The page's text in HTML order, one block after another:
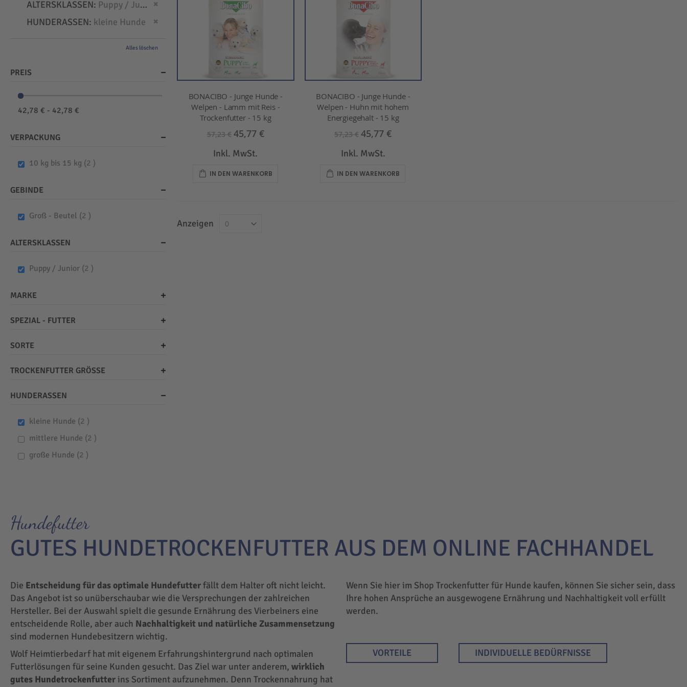
BONACIBO - Junge Hunde -
Welpen - Lamm mit Reis -
Trockenfutter - 15 kg
57,23 € 45,77 €
Inkl. MwSt.
IN DEN WARENKORB
BONACIBO - Junge Hunde -
Welpen - Huhn mit hohem
Energiegehalt - 15 kg
57,23 € 45,77 €
Inkl. MwSt.
IN DEN WARENKORB
Anzeigen
ALTERSKLASSEN Puppy / Junior
HUNDERASSEN kleine Hunde
Alles löschen
PREIS
42,78 € - 42,78 €
VERPACKUNG
10 kg bis 15 kg 2 items
GEBINDE
Groß - Beutel 2 items
ALTERSKLASSEN
Puppy / Junior 2 items
MARKE
SPEZIAL - FUTTER
SORTE
TROCKENFUTTER GRÖSSE
HUNDERASSEN
kleine Hunde 2 items
mittlere Hunde 2 items
große Hunde 2 items
Hundefutter
GUTES HUNDETROCKENFUTTER AUS DEM ONLINE FACHHANDEL
Die Entscheidung für das optimale Hundefutterfällt dem Halter oft nicht leicht.
Das Angebot ist so unüberschaubar wie die Versprechungen der zahlreichen
Hersteller. Bei der Auswahl spielt die gesunde Ernährung des Vierbeiners eine
entscheidende Rolle, aber auch Nachhaltigkeit und natürliche Zusammensetzung
sind modernen Hundebesitzern wichtig.
Wolf Heimtierbedarf hat mit eigenem Erfahrungshintergrund nach optimalen
Futterlösungen für seine Kunden gesucht. Das Ziel war unter anderem, wirklich
gutes Hundetrockenfutter ins Sortiment aufzunehmen. Denn Trockennahrung hat
Wenn Sie hier im Shop Trockenfutter für Hunde kaufen, können Sie sicher sein, dass
Ihre hohen Ansprüche an ausgewogene Ernährung und Nachhaltigkeit voll erfüllt
werden.
VORTEILE INDIVIDUELLE BEDÜRFNISSE